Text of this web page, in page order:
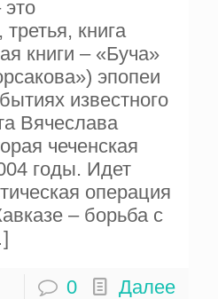
книга
книги – «Буча»
эпопеи
известного
Вячеслава
чеченская
годы. Идет
операция
– борьба с
0 Далее